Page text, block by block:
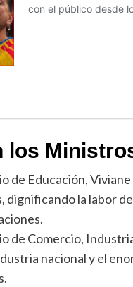
los
de Educación,
dignificando la labor
de Comercio,
nacional y el